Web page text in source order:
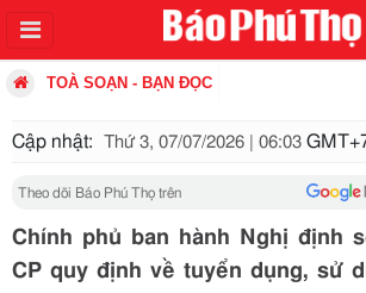
TOÀ SOẠN - BẠN ĐỌC
Cập nhật: Thứ 3, 07/07/2026 | 06:03
Theo dõi Báo Phú Thọ trên
Chính phủ ban hành Nghị định
CP quy định về tuyển dụng, sử